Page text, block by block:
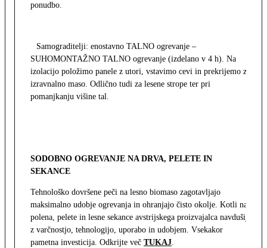
ponudbo.
Samograditelji: enostavno TALNO ogrevanje –
SUHOMONTAŽNO TALNO ogrevanje (izdelano v 4 h). Na
izolacijo položimo panele z utori, vstavimo cevi in prekrijemo z
izravnalno maso. Odlično tudi za lesene strope ter pri
pomanjkanju višine tal.
SODOBNO OGREVANJE NA DRVA, PELETE IN
SEKANCE
Tehnološko dovršene peči na lesno biomaso zagotavljajo
maksimalno udobje ogrevanja in ohranjajo čisto okolje. Kotli na
polena, pelete in lesne sekance avstrijskega proizvajalca navdušijo
z varčnostjo, tehnologijo, uporabo in udobjem. Vsekakor
pametna investicija. Odkrijte več TUKAJ.